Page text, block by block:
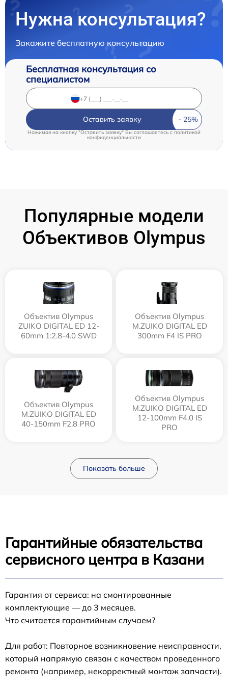
Нужна консультация?
Закажите бесплатную консультацию
Бесплатная консультация со
специалистом
Оставить заявку
Нажимая на кнопку "Оставить заявку" Вы соглашаетесь c политикой
конфиденциальности
Популярные модели
Объективов Olympus
Объектив Olympus
ZUIKO DIGITAL ED 12-
60mm 1:2.8-4.0 SWD
Объектив Olympus
M.ZUIKO DIGITAL ED
300mm F4 IS PRO
Объектив Olympus
M.ZUIKO DIGITAL ED
40-150mm F2.8 PRO
Объектив Olympus
M.ZUIKO DIGITAL ED
12‑100mm F4.0 IS
PRO
Показать больше
Гарантийные обязательства
сервисного центра в Казани
Гарантия от сервиса: на смонтированные
комплектующие — до 3 месяцев.
Что считается гарантийным случаем?
Для работ: Повторное возникновение неисправности,
который напрямую связан с качеством проведенного
ремонта (например, некорректный монтаж запчасти).